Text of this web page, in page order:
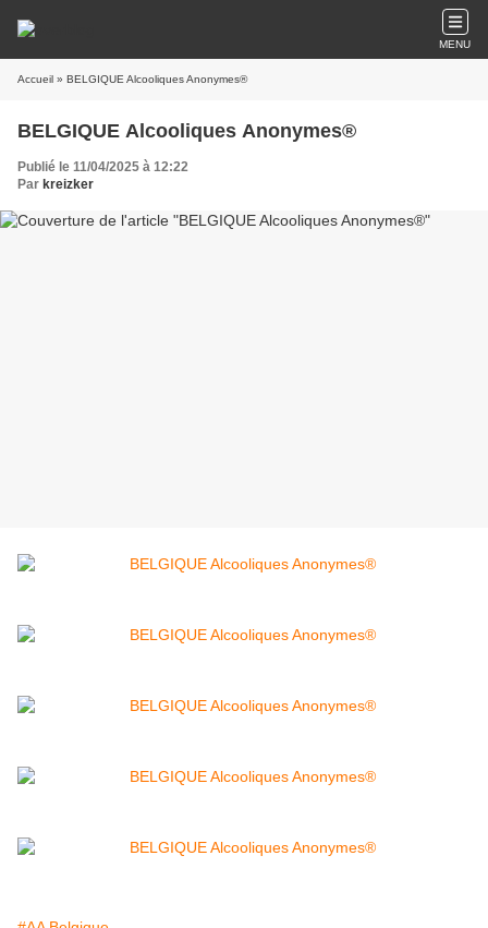
MENU
Accueil » BELGIQUE Alcooliques Anonymes®
BELGIQUE Alcooliques Anonymes®
Publié le 11/04/2025 à 12:22
Par kreizker